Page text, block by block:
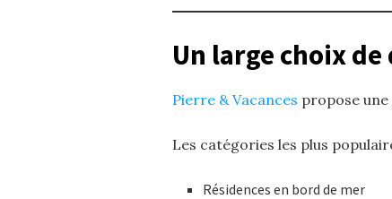
Un large choix
Pierre & Vacances propose
Les catégories les plus
Résidences en bord de mer